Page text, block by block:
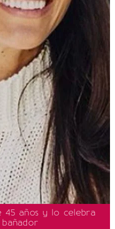
45 años y lo celebra